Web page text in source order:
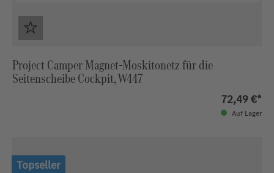
Project Camper Magnet‑Moskitonetz für die
Seitenscheibe Cockpit, W447
72,49 €*
Auf Lager
Topseller